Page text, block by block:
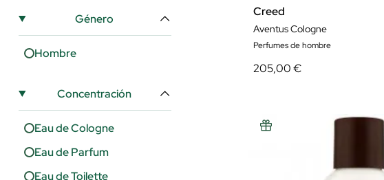
Género
Hombre
Concentración
Eau de Cologne
Eau de Parfum
Eau de Toilette
Creed
Aventus Cologne
Perfumes de hombre
205,00 €